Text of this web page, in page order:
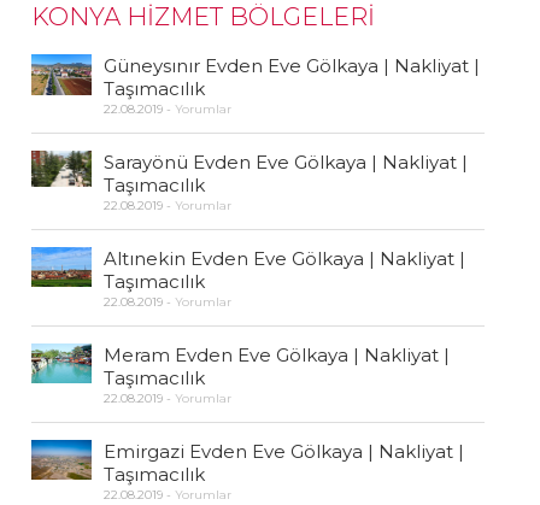
KONYA HİZMET BÖLGELERİ
Güneysınır Evden Eve Gölkaya | Nakliyat |
Taşımacılık
22.08.2019 - Yorumlar
Sarayönü Evden Eve Gölkaya | Nakliyat |
Taşımacılık
22.08.2019 - Yorumlar
Altınekin Evden Eve Gölkaya | Nakliyat |
Taşımacılık
22.08.2019 - Yorumlar
Meram Evden Eve Gölkaya | Nakliyat |
Taşımacılık
22.08.2019 - Yorumlar
Emirgazi Evden Eve Gölkaya | Nakliyat |
Taşımacılık
22.08.2019 - Yorumlar